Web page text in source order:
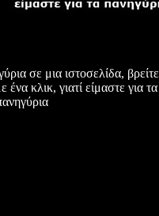
σε μια ιστοσελίδα, βρείτε
ένα κλικ, γιατί είμαστε για τα